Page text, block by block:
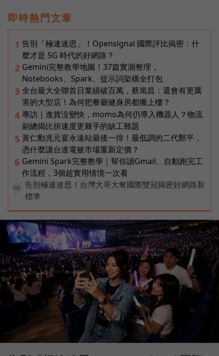
即時熱門文章
1 告別「極速迷思」！Opensignal 國際評比揭密：什
麼才是 5G 時代的好網路？
2 Gemini完整教學地圖！37篇實測整理，
Notebooks、Spark、提示詞架構全打包
3 全台最大全聯首日業績破百萬，蔡篤昌：還會有更厲
害的大型店！為何把餐廳健身房都搬上樓？
4 專訪｜進貨沒變快，momo為何仍導入機器人？物流
副總揭比拚速度更棘手的缺工難題
5 黃仁勳兆元宴永遠站最後一排！最低調的二代鄭平，
憑什麼讓台達電被市場重新定價？
6 Gemini Spark完整教學｜幫你讀Gmail、自動跑完工
作流程，3個超實用情境一次看
PR
告別極速迷思！台灣大哥大奪國際雙冠揭密好網路新
標準